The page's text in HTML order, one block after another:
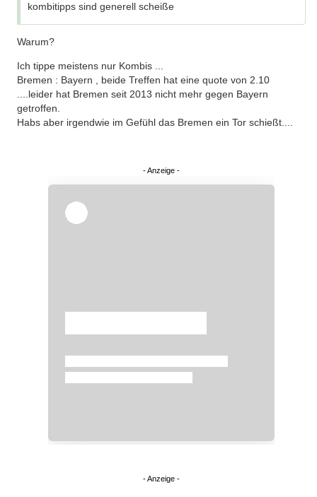
kombitipps sind generell scheiße
Warum?
Ich tippe meistens nur Kombis ...
Bremen : Bayern , beide Treffen hat eine quote von 2.10
....leider hat Bremen seit 2013 nicht mehr gegen Bayern
getroffen.
Habs aber irgendwie im Gefühl das Bremen ein Tor schießt....